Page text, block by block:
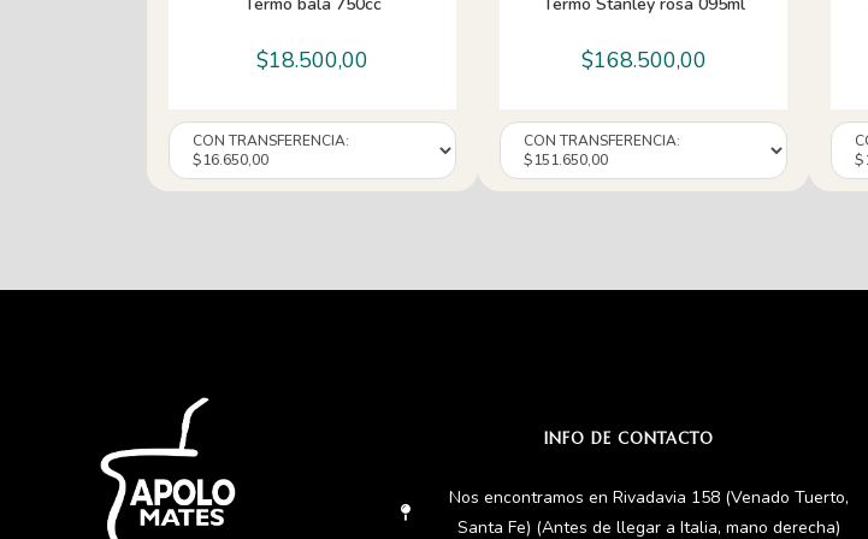
$18.500,00 $168.500,00
INFO DE CONTACTO
Nos encontramos en Rivadavia 158 (Venado Tuerto,
Santa Fe) (Antes de llegar a Italia, mano derecha)